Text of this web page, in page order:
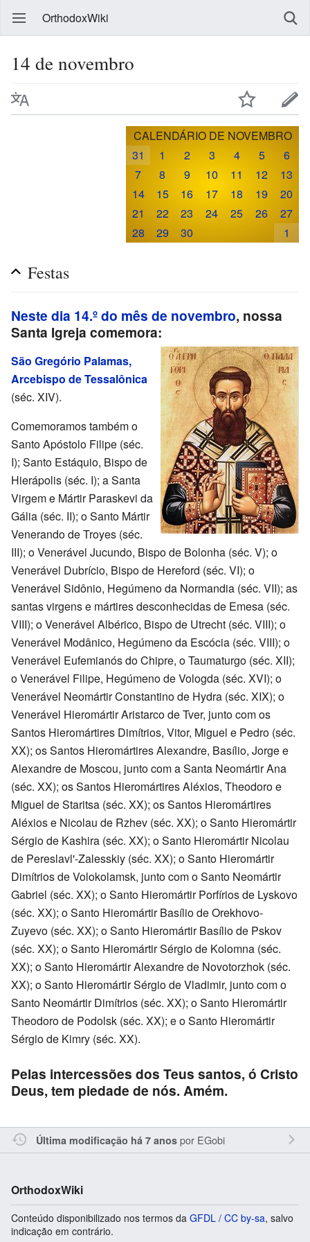
OrthodoxWiki
14 de novembro
CALENDÁRIO DE NOVEMBRO
31
1 2 3 4 5
6
7
8 9 10 11 12
13
14
15 16 17 18 19
20
21
22 23 24 25 26
27
28
29 30 1
Festas
Neste dia 14.º do mês de novembro, nossa
Santa Igreja comemora:
São Gregório Palamas,
Arcebispo de Tessalônica
(séc. XIV).
Comemoramos também o
Santo Apóstolo Filipe (séc.
I); Santo Estáquio, Bispo de
Hierápolis (séc. I); a Santa
Virgem e Mártir Paraskevi da
Gália (séc. II); o Santo Mártir
Venerando de Troyes (séc.
III); o Venerável Jucundo, Bispo de Bolonha (séc. V); o
Venerável Dubrício, Bispo de Hereford (séc. VI); o
Venerável Sidônio, Hegúmeno da Normandia (séc. VII); as
santas virgens e mártires desconhecidas de Emesa (séc.
VIII); o Venerável Albérico, Bispo de Utrecht (séc. VIII); o
Venerável Modânico, Hegúmeno da Escócia (séc. VIII); o
Venerável Eufemianós do Chipre, o Taumaturgo (séc. XII);
o Venerável Filipe, Hegúmeno de Vologda (séc. XVI); o
Venerável Neomártir Constantino de Hydra (séc. XIX); o
Venerável Hieromártir Aristarco de Tver, junto com os
Santos Hieromártires Dimítrios, Vitor, Miguel e Pedro (séc.
XX); os Santos Hieromártires Alexandre, Basílio, Jorge e
Alexandre de Moscou, junto com a Santa Neomártir Ana
(séc. XX); os Santos Hieromártires Aléxios, Theodoro e
Miguel de Staritsa (séc. XX); os Santos Hieromártires
Aléxios e Nicolau de Rzhev (séc. XX); o Santo Hieromártir
Sérgio de Kashira (séc. XX); o Santo Hieromártir Nicolau
de Pereslavl'-Zalesskiy (séc. XX); o Santo Hieromártir
Dimítrios de Volokolamsk, junto com o Santo Neomártir
Gabriel (séc. XX); o Santo Hieromártir Porfírios de Lyskovo
(séc. XX); o Santo Hieromártir Basílio de Orekhovo-
Zuyevo (séc. XX); o Santo Hieromártir Basílio de Pskov
(séc. XX); o Santo Hieromártir Sérgio de Kolomna (séc.
XX); o Santo Hieromártir Alexandre de Novotorzhok (séc.
XX); o Santo Hieromártir Sérgio de Vladimir, junto com o
Santo Neomártir Dimítrios (séc. XX); o Santo Hieromártir
Theodoro de Podolsk (séc. XX); e o Santo Hieromártir
Sérgio de Kimry (séc. XX).
Pelas intercessões dos Teus santos, ó Cristo
Deus, tem piedade de nós. Amém.
Última modificação há 7 anospor EGobi
OrthodoxWiki
Conteúdo disponibilizado nos termos da GFDL / CC by-sa, salvo
indicação em contrário.